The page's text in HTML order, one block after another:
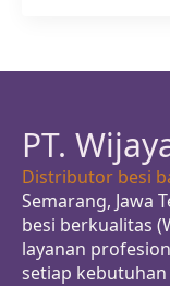
PT.
Distributor besi
Semarang, Jawa
besi berkualitas
layanan
setiap